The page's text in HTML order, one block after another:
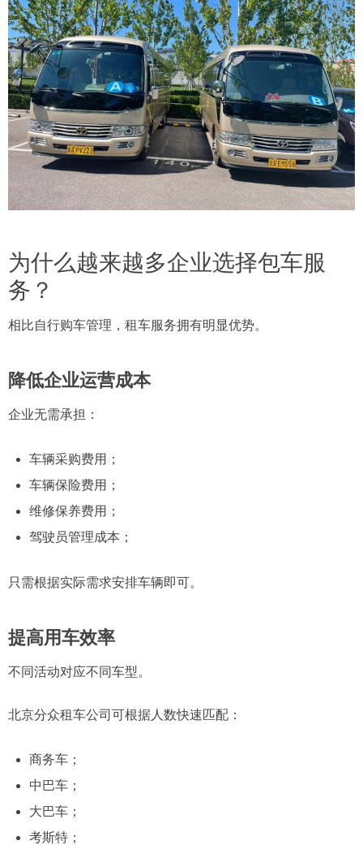
为什么越来越多企业选择包车服
务？
相比自行购车管理，租车服务拥有明显优势。
降低企业运营成本
企业无需承担：
车辆采购费用；
车辆保险费用；
维修保养费用；
驾驶员管理成本；
只需根据实际需求安排车辆即可。
提高用车效率
不同活动对应不同车型。
北京分众租车公司可根据人数快速匹配：
商务车；
中巴车；
大巴车；
考斯特；